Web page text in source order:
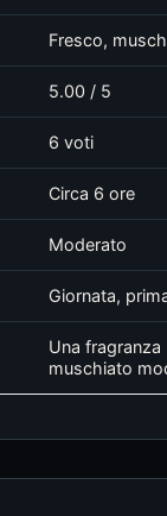
Fresco,
5.00 / 5
6 voti
Circa 6 ore
Moderato
Giornata,
Una
muschiato